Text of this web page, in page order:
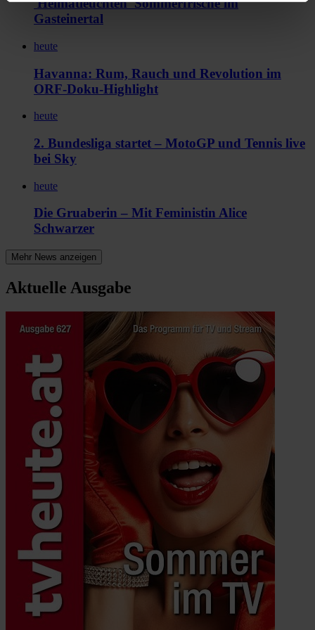
'Heimatleuchten' Sommerfrische im
Gasteinertal
heute
Havanna: Rum, Rauch und Revolution im
ORF-Doku-Highlight
heute
2. Bundesliga startet – MotoGP und Tennis live
bei Sky
heute
Die Gruaberin – Mit Feministin Alice
Schwarzer
Mehr News anzeigen
Aktuelle Ausgabe